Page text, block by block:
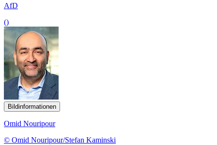
AfD
()
Bildinformationen
Omid Nouripour
© Omid Nouripour/Stefan Kaminski